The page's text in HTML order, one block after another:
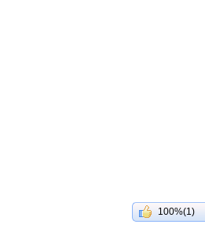
100%(1)